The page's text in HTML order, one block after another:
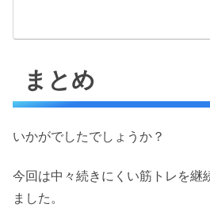
まとめ
いかがでしたでしょうか？
今回は中々続きにくい筋トレを継
ました。